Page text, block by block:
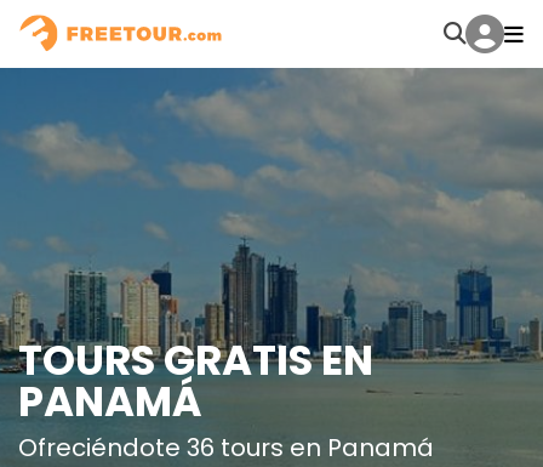
TOURS GRATIS EN
PANAMÁ
Ofreciéndote 36 tours en Panamá